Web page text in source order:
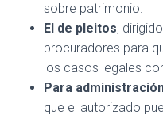
sobre patrimonio.
El de pleitos,
procuradores para
los casos legales
Para
que el autorizado